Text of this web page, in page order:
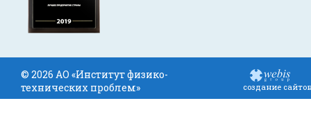
© 2026 АО «Институт физико-
технических проблем»
создание сайтов